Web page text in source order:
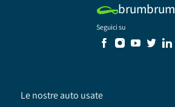
brumbrum
Seguici su
Le nostre auto usate